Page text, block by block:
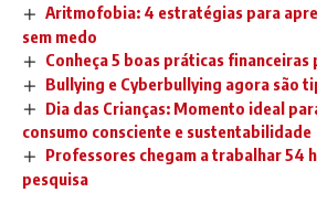
Aritmofobia: 4 estratégias para
sem medo
Conheça 5 boas práticas financeiras
Bullying e Cyberbullying agora são
Dia das Crianças: Momento ideal
consumo consciente e sustentabilidade
Professores chegam a trabalhar 54
pesquisa